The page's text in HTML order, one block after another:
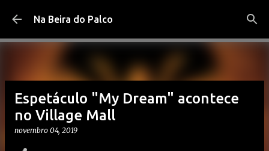
Pular para o conteúdo principal
Na Beira do Palco
Espetáculo "My Dream" acontece
no Village Mall
novembro 04, 2019